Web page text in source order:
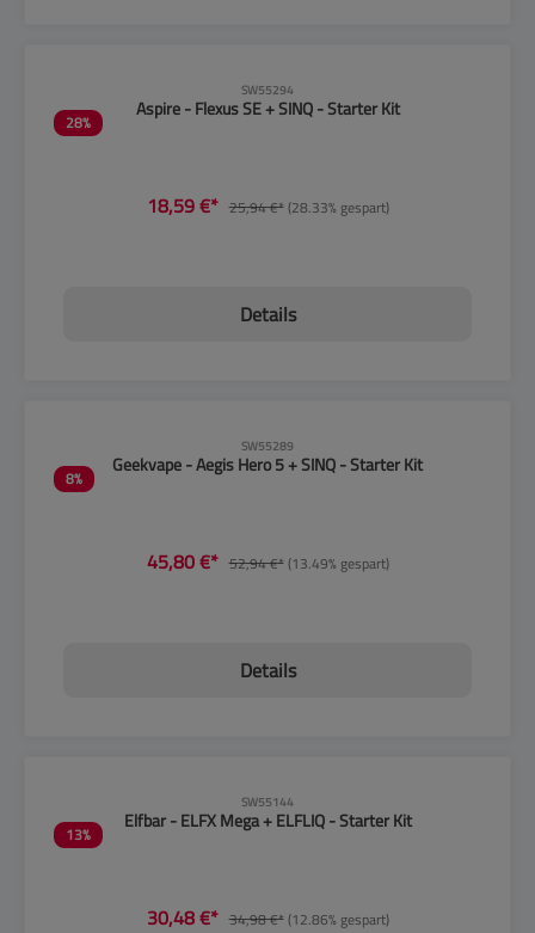
28%
SW55294
Aspire - Flexus SE + SINQ - Starter Kit
18,59 €* 25,94 €*(28.33% gespart)
Details
8%
SW55289
Geekvape - Aegis Hero 5 + SINQ - Starter Kit
45,80 €* 52,94 €*(13.49% gespart)
Details
13%
SW55144
Elfbar - ELFX Mega + ELFLIQ - Starter Kit
30,48 €* 34,98 €*(12.86% gespart)